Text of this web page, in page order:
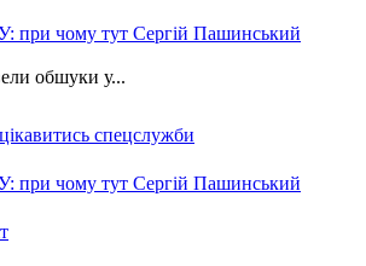
при чому тут Сергій Пашинський
обшуки у...
спецслужби
при чому тут Сергій Пашинський